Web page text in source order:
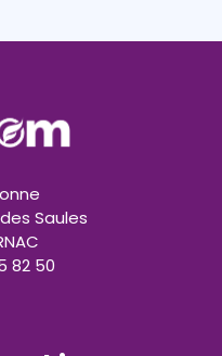
Saules
82 50